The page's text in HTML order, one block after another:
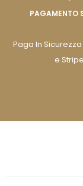
PAGAMENTO
Paga In
e Stripe